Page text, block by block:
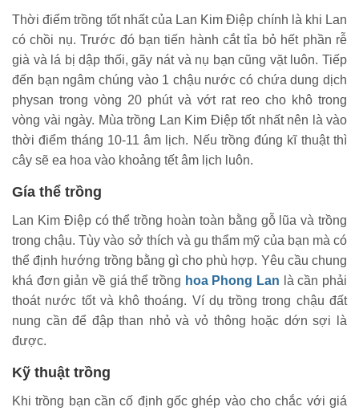
Thời điểm trồng tốt nhất của Lan Kim Điệp chính là khi Lan
có chồi nụ. Trước đó bạn tiến hành cắt tỉa bỏ hết phần rễ
già và lá bị dập thối, gãy nát và nụ bạn cũng vặt luôn. Tiếp
đến bạn ngâm chúng vào 1 chậu nước có chứa dung dịch
physan trong vòng 20 phút và vớt rat reo cho khô trong
vòng vài ngày. Mùa trồng Lan Kim Điệp tốt nhất nên là vào
thời điểm tháng 10-11 âm lịch. Nếu trồng đúng kĩ thuật thì
cây sẽ ea hoa vào khoảng tết âm lịch luôn.
Gía thể trồng
Lan Kim Điệp có thể trồng hoàn toàn bằng gỗ lũa và trồng
trong chậu. Tùy vào sở thích và gu thẩm mỹ của bạn mà có
thể định hướng trồng bằng gì cho phù hợp. Yêu cầu chung
khá đơn giản về giá thể trồng hoa Phong Lan là cần phải
thoát nước tốt và khô thoáng. Ví dụ trồng trong chậu đất
nung cần để đập than nhỏ và vỏ thông hoặc dớn sợi là
được.
Kỹ thuật trồng
Khi trồng bạn cần cố định gốc ghép vào cho chắc với giá